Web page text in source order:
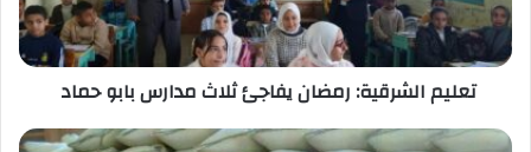
بابو
حماد
تعليم الشرقية: رمضان يفاجئ ثلاث مدارس بابو حماد
تموين